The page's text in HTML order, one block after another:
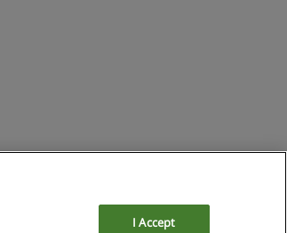
I Accept